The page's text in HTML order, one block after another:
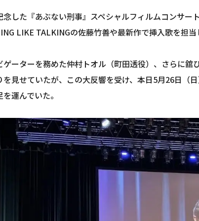
念した『あぶない刑事』スペシャルフィルムコンサ
LIKE TALKINGの佐藤竹善や最新作で挿入歌を担
ゲーターを務めた仲村トオル（町田透役）、さらに
を見せていたが、この大反響を受け、本日5月26日（
運んでいた。